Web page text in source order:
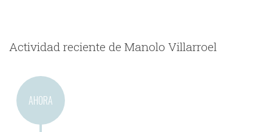
Actividad reciente de Manolo Villarroel
AHORA